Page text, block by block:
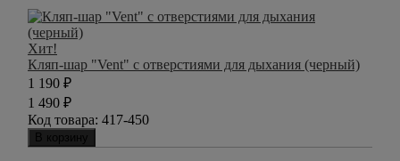
Хит!
Кляп-шар "Vent" с отверстиями для дыхания (черный)
1 190 ₽
1 490 ₽
Код товара: 417-450
В корзину